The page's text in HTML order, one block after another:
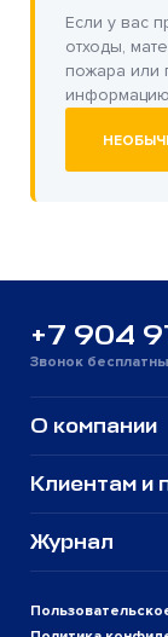
Если у вас
отходы,
пожара или
+7 904
Звонок
О компании
Клиентам и
Журнал